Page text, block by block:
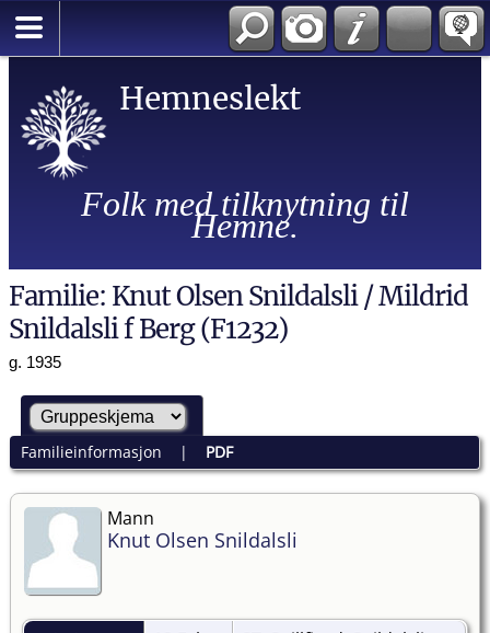
Hemneslekt
Folk med tilknytning til
Hemne.
Familie: Knut Olsen Snildalsli / Mildrid
Snildalsli f Berg (F1232)
g. 1935
Familieinformasjon | PDF
Mann
Knut Olsen Snildalsli